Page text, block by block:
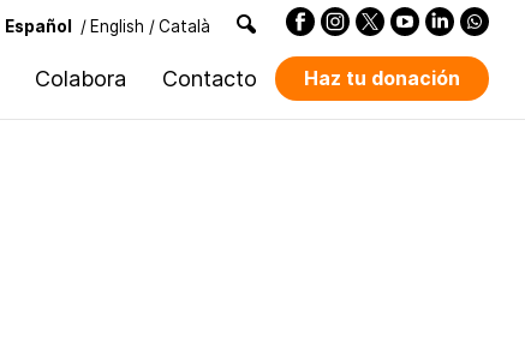
Español / English / Català
Colabora Contacto Haz tu donación